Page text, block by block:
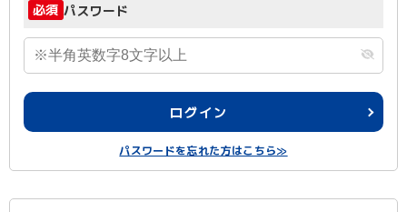
必須 パスワード
ログイン
パスワードを忘れた方はこちら≫